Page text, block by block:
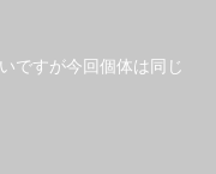
ですが今回個体は同じ